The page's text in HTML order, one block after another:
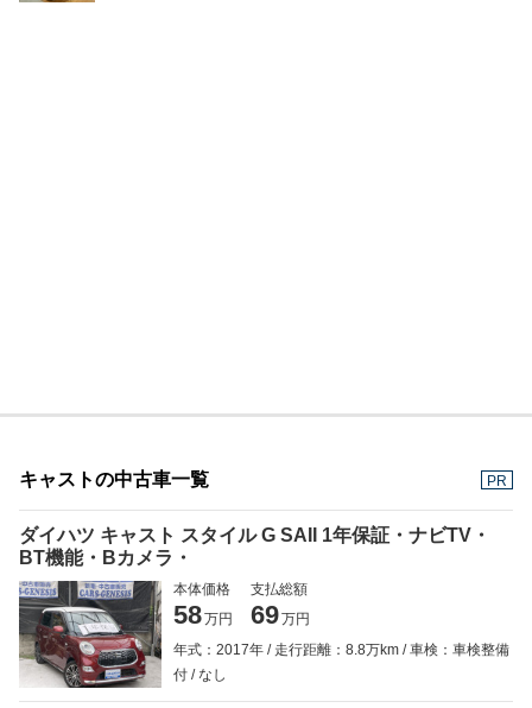
キャストの中古車一覧 PR
ダイハツ キャスト スタイル G SAII 1年保証・ナビTV・
BT機能・Bカメラ・
本体価格
58万円
支払総額
69万円
年式：2017年
走行距離：8.8万km
車検：車検整備
付
なし